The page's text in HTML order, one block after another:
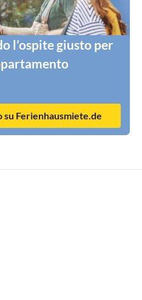
l’ospite giusto per
Ferienhausmiete.de